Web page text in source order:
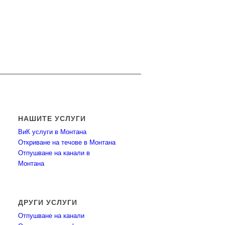
НАШИТЕ УСЛУГИ
ВиК услуги в Монтана
Откриване на течове в Монтана
Отпушване на канали в
Монтана
ДРУГИ УСЛУГИ
Отпушване на канали